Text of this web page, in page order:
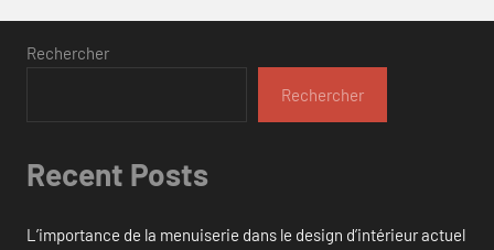
Rechercher
Rechercher
Recent Posts
L’importance de la menuiserie dans le design d’intérieur actuel